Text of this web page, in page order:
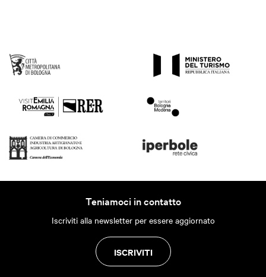
Teniamoci in contatto
Iscriviti alla newsletter per essere aggiornato
ISCRIVITI